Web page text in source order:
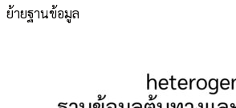
ย้ายฐานข้อมูล